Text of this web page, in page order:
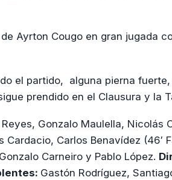
Ayrton Cougo en gran jugada
el partido, alguna pierna
prendido en el Clausura y la
Gonzalo Maulella, Nicolás
Carlos Benavídez (46′
Carneiro y Pablo López.
Gastón Rodríguez,